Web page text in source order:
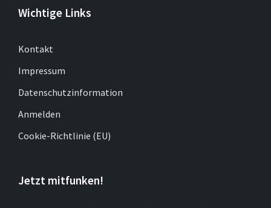
Wichtige Links
Kontakt
Impressum
Datenschutzinformation
Anmelden
Cookie-Richtlinie (EU)
Jetzt mitfunken!